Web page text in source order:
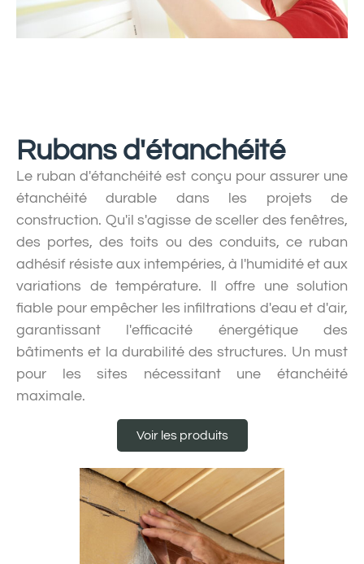
Rubans d'étanchéité
Le ruban d'étanchéité est conçu pour assurer une
étanchéité durable dans les projets de
construction. Qu'il s'agisse de sceller des fenêtres,
des portes, des toits ou des conduits, ce ruban
adhésif résiste aux intempéries, à l'humidité et aux
variations de température. Il offre une solution
fiable pour empêcher les infiltrations d'eau et d'air,
garantissant l'efficacité énergétique des
bâtiments et la durabilité des structures. Un must
pour les sites nécessitant une étanchéité
maximale.
Voir les produits